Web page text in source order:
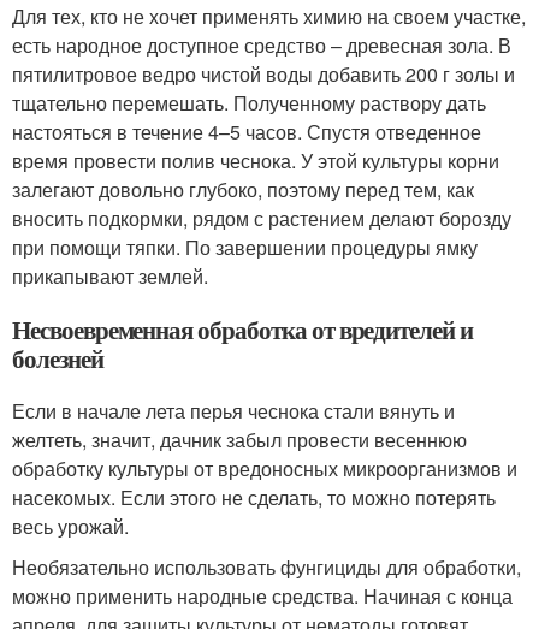
Для тех, кто не хочет применять химию на своем участке,
есть народное доступное средство – древесная зола. В
пятилитровое ведро чистой воды добавить 200 г золы и
тщательно перемешать. Полученному раствору дать
настояться в течение 4–5 часов. Спустя отведенное
время провести полив чеснока. У этой культуры корни
залегают довольно глубоко, поэтому перед тем, как
вносить подкормки, рядом с растением делают борозду
при помощи тяпки. По завершении процедуры ямку
прикапывают землей.
Несвоевременная обработка от вредителей и
болезней
Если в начале лета перья чеснока стали вянуть и
желтеть, значит, дачник забыл провести весеннюю
обработку культуры от вредоносных микроорганизмов и
насекомых. Если этого не сделать, то можно потерять
весь урожай.
Необязательно использовать фунгициды для обработки,
можно применить народные средства. Начиная с конца